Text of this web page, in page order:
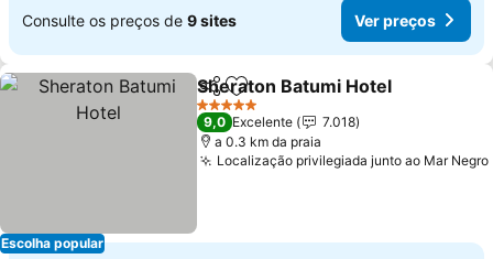
Consulte os preços de 9 sites Ver preços
Escolha popular
PartilharAdicionar aos favoritos
Sheraton Batumi Hotel
5 Estrelas
9,0 Excelente
7.018
a 0.3 km da praia
Localização privilegiada junto ao Mar Negro